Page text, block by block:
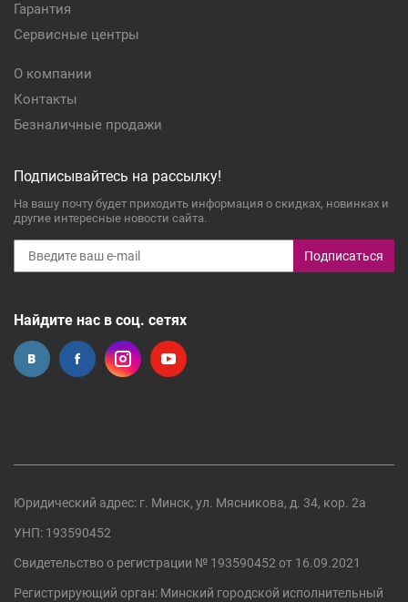
Гарантия
Сервисные центры
О компании
Контакты
Безналичные продажи
Подписывайтесь на рассылку!
На вашу почту будет приходить информация о скидках, новинках и
другие интересные новости сайта.
Подписаться
Найдите нас в соц. сетях
Юридический адрес: г. Минск, ул. Мясникова, д. 34, кор. 2а
УНП: 193590452
Свидетельство о регистрации № 193590452 от 16.09.2021
Регистрирующий орган: Минский городской исполнительный